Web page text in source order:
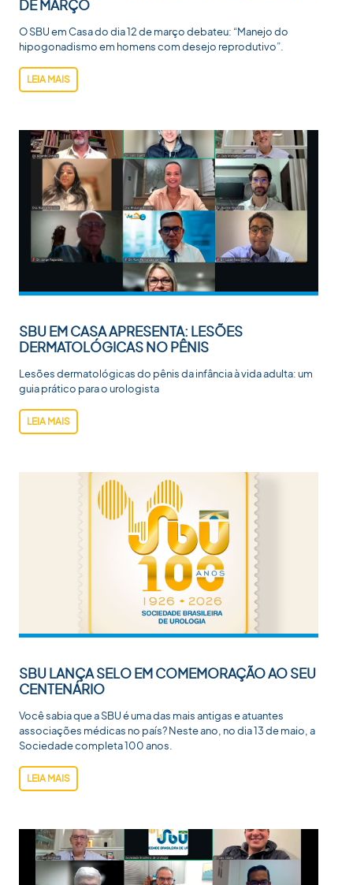
DE MARÇO
O SBU em Casa do dia 12 de março debateu: “Manejo do
hipogonadismo em homens com desejo reprodutivo”.
LEIA MAIS
SBU EM CASA APRESENTA: LESÕES
DERMATOLÓGICAS NO PÊNIS
Lesões dermatológicas do pênis da infância à vida adulta: um
guia prático para o urologista
LEIA MAIS
SBU LANÇA SELO EM COMEMORAÇÃO AO SEU
CENTENÁRIO
Você sabia que a SBU é uma das mais antigas e atuantes
associações médicas no país? Neste ano, no dia 13 de maio, a
Sociedade completa 100 anos.
LEIA MAIS